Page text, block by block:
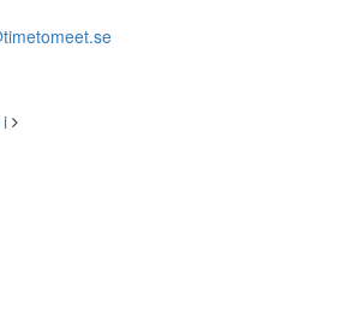
i